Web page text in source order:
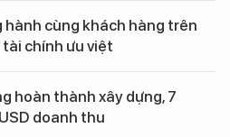
cùng khách hàng trên
chính ưu việt
hoàn thành xây dựng, 7
doanh thu